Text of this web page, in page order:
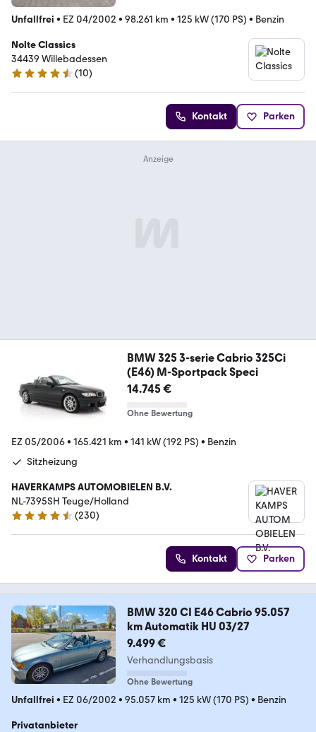
Unfallfrei • EZ 04/2002 • 98.261 km • 125 kW (170 PS) • Benzin
Nolte Classics
34439 Willebadessen
4.4 Sterne
(10)
Kontakt Parken
BMW 325 3-serie Cabrio 325Ci
(E46) M-Sportpack Speci
14.745 €
Ohne Bewertung
EZ 05/2006• 165.421 km • 141 kW (192 PS) • Benzin
Sitzheizung
HAVERKAMPS AUTOMOBIELEN B.V.
NL-7395SH Teuge/Holland
4.5 Sterne
(230)
Kontakt Parken
BMW 320 CI E46 Cabrio 95.057
km Automatik HU 03/27
9.499 €
Verhandlungsbasis
Ohne Bewertung
Unfallfrei • EZ 06/2002 • 95.057 km • 125 kW (170 PS) • Benzin
Privatanbieter